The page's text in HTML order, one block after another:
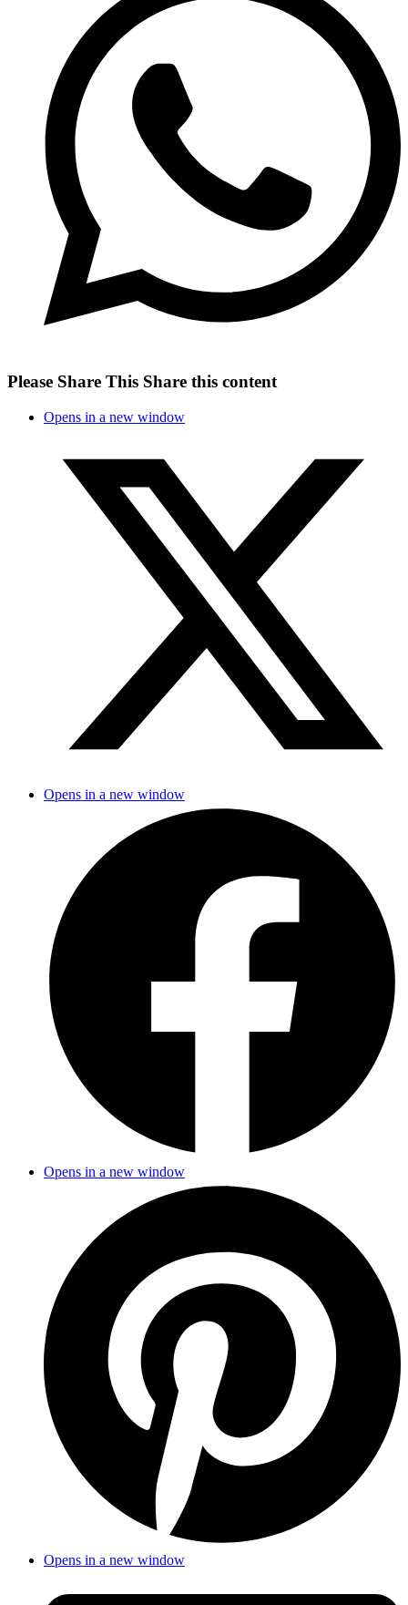
Please Share This Share this content
Opens in a new window
Opens in a new window
Opens in a new window
Opens in a new window